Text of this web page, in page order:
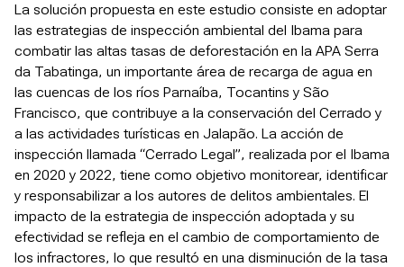
La solución propuesta en este estudio consiste en adoptar
las estrategias de inspección ambiental del Ibama para
combatir las altas tasas de deforestación en la APA Serra
da Tabatinga, un importante área de recarga de agua en
las cuencas de los ríos Parnaíba, Tocantins y São
Francisco, que contribuye a la conservación del Cerrado y
a las actividades turísticas en Jalapão. La acción de
inspección llamada “Cerrado Legal”, realizada por el Ibama
en 2020 y 2022, tiene como objetivo monitorear, identificar
y responsabilizar a los autores de delitos ambientales. El
impacto de la estrategia de inspección adoptada y su
efectividad se refleja en el cambio de comportamiento de
los infractores, lo que resultó en una disminución de la tasa